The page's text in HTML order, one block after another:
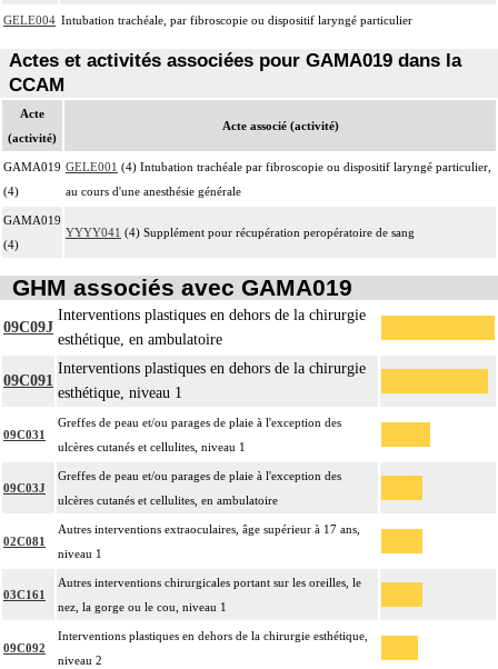
GELE004 Intubation trachéale, par fibroscopie ou dispositif laryngé particulier
Actes et activités associées pour GAMA019 dans la
CCAM
Acte
(activité)
Acte associé (activité)
GAMA019
(4)
GELE001 (4) Intubation trachéale par fibroscopie ou dispositif laryngé particulier,
au cours d'une anesthésie générale
GAMA019
(4)
YYYY041 (4) Supplément pour récupération peropératoire de sang
GHM associés avec GAMA019
09C09J
Interventions plastiques en dehors de la chirurgie
esthétique, en ambulatoire
09C091
Interventions plastiques en dehors de la chirurgie
esthétique, niveau 1
09C031
Greffes de peau et/ou parages de plaie à l'exception des
ulcères cutanés et cellulites, niveau 1
09C03J
Greffes de peau et/ou parages de plaie à l'exception des
ulcères cutanés et cellulites, en ambulatoire
02C081
Autres interventions extraoculaires, âge supérieur à 17 ans,
niveau 1
03C161
Autres interventions chirurgicales portant sur les oreilles, le
nez, la gorge ou le cou, niveau 1
09C092
Interventions plastiques en dehors de la chirurgie esthétique,
niveau 2